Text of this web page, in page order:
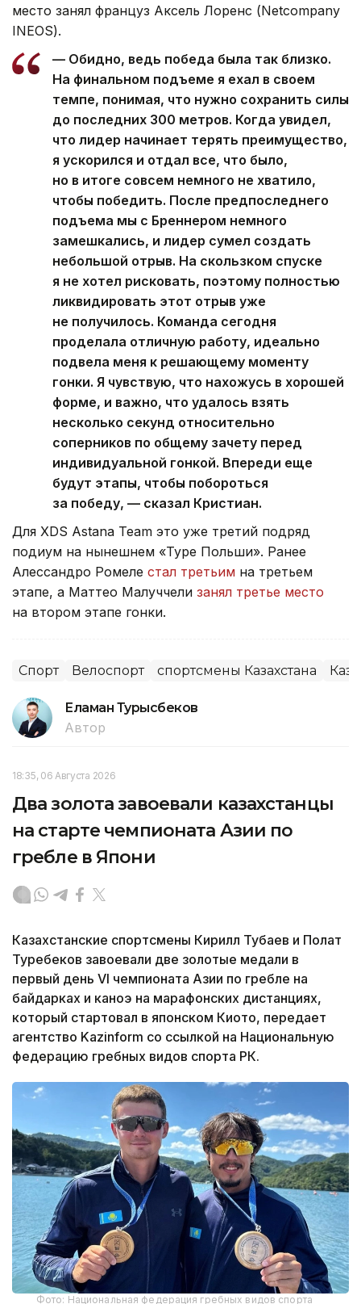
место занял француз Аксель Лоренс (Netcompany
INEOS).
— Обидно, ведь победа была так близко.
На финальном подъеме я ехал в своем
темпе, понимая, что нужно сохранить силы
до последних 300 метров. Когда увидел,
что лидер начинает терять преимущество,
я ускорился и отдал все, что было,
но в итоге совсем немного не хватило,
чтобы победить. После предпоследнего
подъема мы с Бреннером немного
замешкались, и лидер сумел создать
небольшой отрыв. На скользком спуске
я не хотел рисковать, поэтому полностью
ликвидировать этот отрыв уже
не получилось. Команда сегодня
проделала отличную работу, идеально
подвела меня к решающему моменту
гонки. Я чувствую, что нахожусь в хорошей
форме, и важно, что удалось взять
несколько секунд относительно
соперников по общему зачету перед
индивидуальной гонкой. Впереди еще
будут этапы, чтобы побороться
за победу, — сказал Кристиан.
Для XDS Astana Team это уже третий подряд
подиум на нынешнем «Туре Польши». Ранее
Алессандро Ромеле стал третьим на третьем
этапе, а Маттео Малуччели занял третье место
на втором этапе гонки.
Спорт Велоспорт спортсмены Казахстана
Еламан Турысбеков
Автор
18:35, 06 Августа 2026
Два золота завоевали казахстанцы
на старте чемпионата Азии по
гребле в Япони
Казахстанские спортсмены Кирилл Тубаев и Полат
Туребеков завоевали две золотые медали в
первый день VI чемпионата Азии по гребле на
байдарках и каноэ на марафонских дистанциях,
который стартовал в японском Киото, передает
агентство Kazinform со ссылкой на Национальную
федерацию гребных видов спорта РК.
Фото: Национальная федерация гребных видов спорта